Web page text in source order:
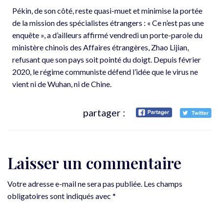
Pékin, de son côté, reste quasi-muet et minimise la portée
de la mission des spécialistes étrangers : « Ce n’est pas une
enquête », a d’ailleurs affirmé vendredi un porte-parole du
ministère chinois des Affaires étrangères, Zhao Lijian,
refusant que son pays soit pointé du doigt. Depuis février
2020, le régime communiste défend l’idée que le virus ne
vient ni de Wuhan, ni de Chine.
partager :
Laisser un commentaire
Votre adresse e-mail ne sera pas publiée. Les champs
obligatoires sont indiqués avec *